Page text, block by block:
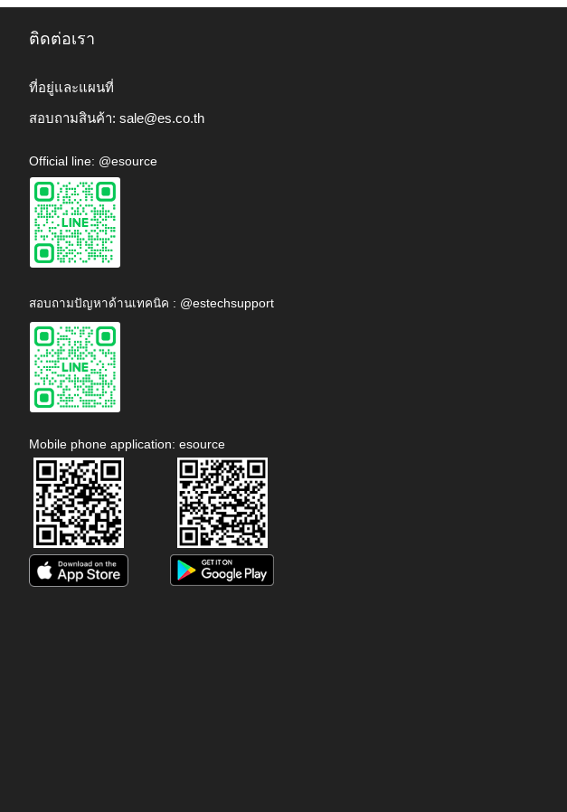
ติดต่อเรา
ที่อยู่และแผนที่
สอบถามสินค้า: sale@es.co.th
Official line: @esource
สอบถามปัญหาด้านเทคนิค : @estechsupport
Mobile phone application: esource